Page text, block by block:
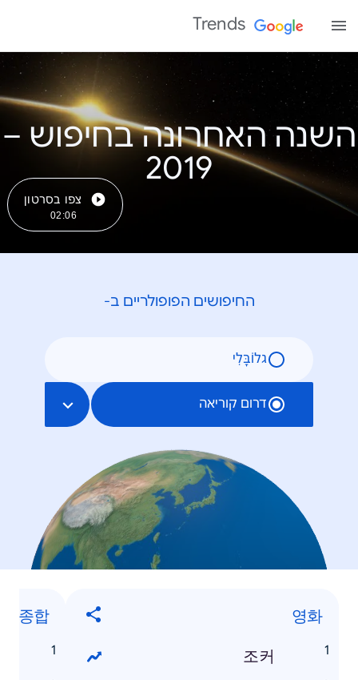
Trends
השנה האחרונה בחיפוש –
צפו בסרטון
02:06
החיפושים הפופולריים ב-
גלוֹבָּלִי
דרום קוריאה
영화
조커
종합